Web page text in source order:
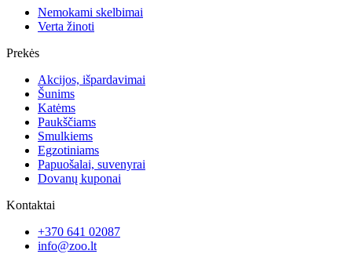
Nemokami skelbimai
Verta žinoti
Prekės
Akcijos, išpardavimai
Šunims
Katėms
Paukščiams
Smulkiems
Egzotiniams
Papuošalai, suvenyrai
Dovanų kuponai
Kontaktai
+370 641 02087
info@zoo.lt